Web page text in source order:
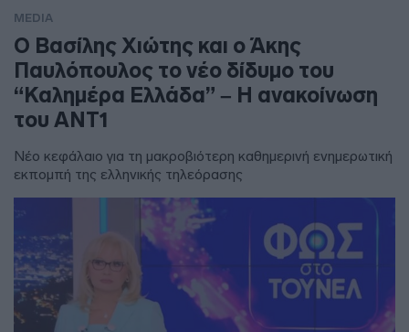
MEDIA
Ο Βασίλης Χιώτης και ο Άκης
Παυλόπουλος το νέο δίδυμο του
“Καλημέρα Ελλάδα” – Η ανακοίνωση
του ΑΝΤ1
Νέο κεφάλαιο για τη μακροβιότερη καθημερινή ενημερωτική
εκπομπή της ελληνικής τηλεόρασης